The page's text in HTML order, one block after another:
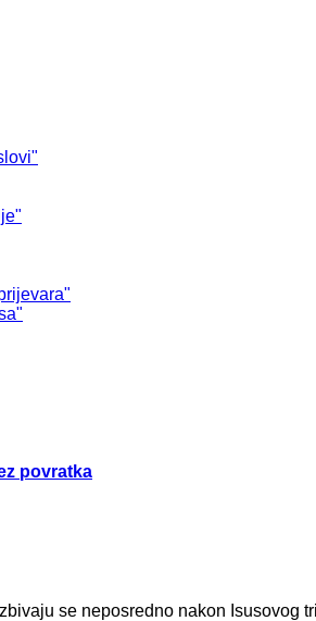
povratka
se neposredno nakon Isusovog